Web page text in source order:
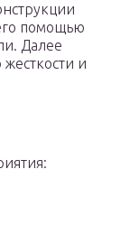
помощью
Далее
и